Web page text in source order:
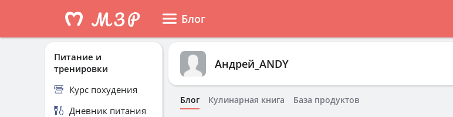
Блог
Андрей_ANDY
Блог Кулинарная книга База продуктов
Питание и
тренировки
Курс похудения
Дневник питания